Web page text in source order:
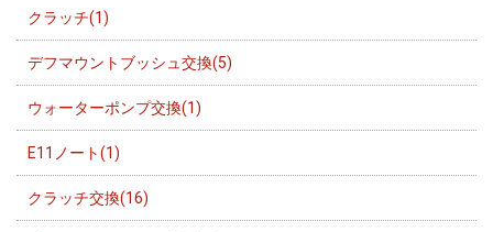
クラッチ(1)
デフマウントブッシュ交換(5)
ウォーターポンプ交換(1)
E11ノート(1)
クラッチ交換(16)